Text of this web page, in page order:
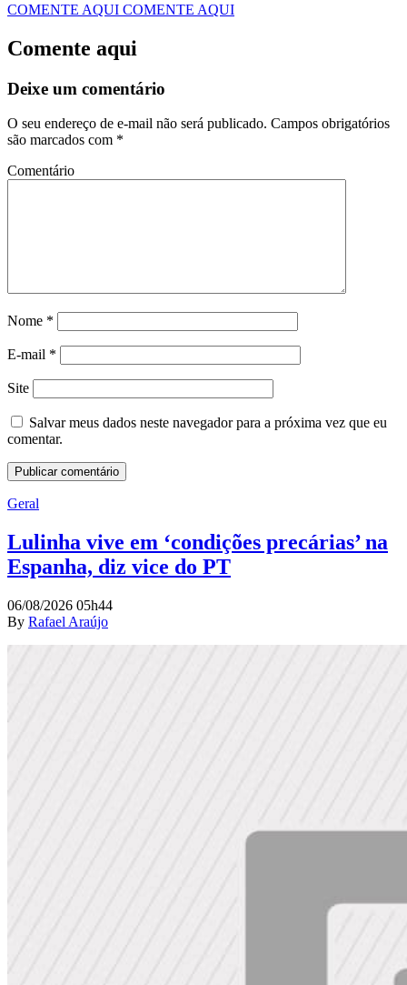
COMENTE AQUI COMENTE AQUI
Comente aqui
Deixe um comentário
O seu endereço de e-mail não será publicado. Campos obrigatórios
são marcados com *
Comentário
Nome *
E-mail *
Site
Salvar meus dados neste navegador para a próxima vez que eu
comentar.
Geral
Lulinha vive em ‘condições precárias’ na
Espanha, diz vice do PT
06/08/2026 05h44
By Rafael Araújo